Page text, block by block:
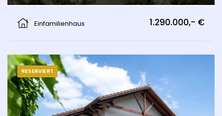
Einfamilienhaus
1.290.000,- €
RESERVIERT